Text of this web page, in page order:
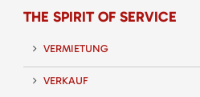
THE SPIRIT OF SERVICE
VERMIETUNG
VERKAUF